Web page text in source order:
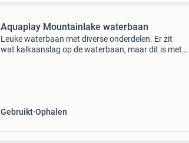
Aquaplay Mountainlake waterbaan
Leuke waterbaan met diverse onderdelen. Er zit
wat kalkaanslag op de waterbaan, maar dit is met
Gebruikt Ophalen